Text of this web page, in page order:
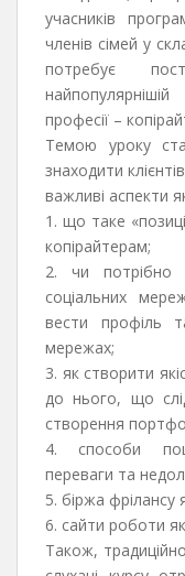
учасників
членів сімей у
потребує
професії –
Темою уроку
знаходити
важливі аспекти
1. що таке
копірайтерам;
2. чи потрібно
соціальних
вести профіль
мережах;
3. як створити
до нього, що
створення
4. способи
переваги та
5. біржа фрілансу
6. сайти роботи як
Також,